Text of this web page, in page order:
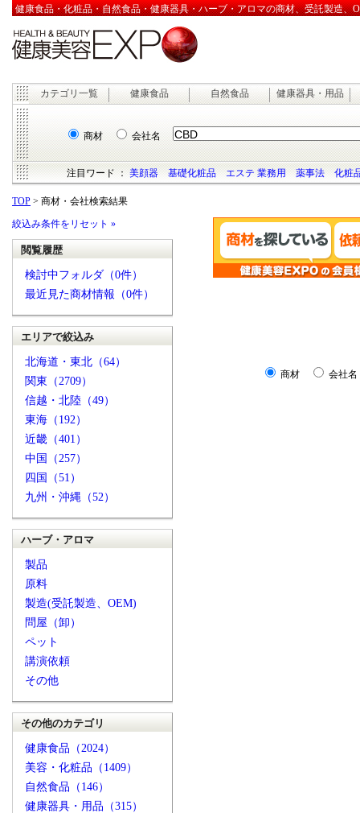
健康食品・化粧品・自然食品・健康器具・ハーブ・アロマの商材、受託製造、
カテゴリ一覧 健康食品 自然食品 健康器具・用品
商材 会社名
注目ワード ：美顔器 基礎化粧品 エステ 業務用 薬事法 化粧
TOP > 商材・会社検索結果
絞込み条件をリセット »
閲覧履歴
検討中フォルダ（0件）
最近見た商材情報（0件）
エリアで絞込み
北海道・東北（64）
関東（2709）
信越・北陸（49）
東海（192）
近畿（401）
中国（257）
四国（51）
九州・沖縄（52）
ハーブ・アロマ
製品
原料
製造(受託製造、OEM)
問屋（卸）
ペット
講演依頼
その他
その他のカテゴリ
健康食品（2024）
美容・化粧品（1409）
自然食品（146）
健康器具・用品（315）
商材 会社名